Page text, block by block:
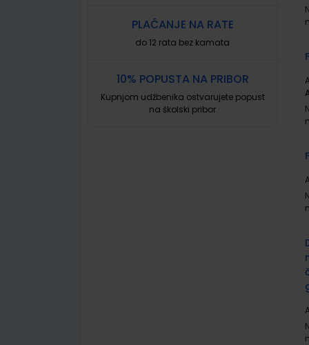
PLAĆANJE NA RATE
do 12 rata bez kamata
10% POPUSTA NA PRIBOR
Kupnjom udžbenika ostvarujete popust
na školski pribor